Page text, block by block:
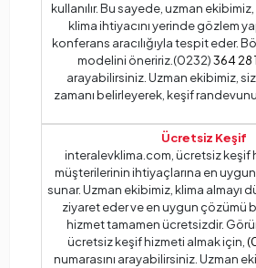
kullanılır. Bu sayede, uzman
klima ihtiyacını yerinde gözlem
konferans aracılığıyla tespit eder.
modelini öneririz.(0232)364 28
arayabilirsiniz. Uzman ekibimiz,
zamanı belirleyerek, keşif
Ücretsiz Keşif
interalevklima.com, ücretsiz keşif
müşterilerinin ihtiyaçlarına en
sunar. Uzman ekibimiz, klima almayı
ziyaret eder ve en uygun çözümü
hizmet tamamen ücretsizdir.
ücretsiz keşif hizmeti almak için,
numarasını arayabilirsiniz. Uzman